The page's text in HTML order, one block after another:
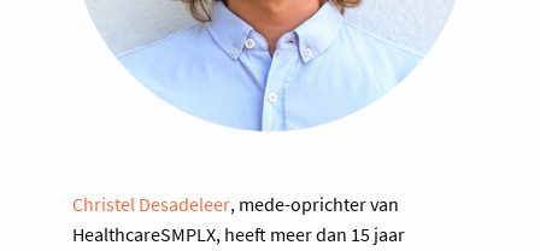
Christel Desadeleer, mede-oprichter van
HealthcareSMPLX, heeft meer dan 15 jaar